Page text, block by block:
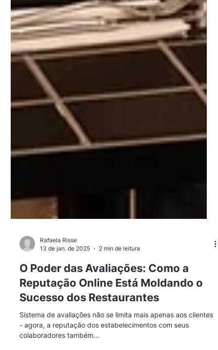
13 de jan. de 2025
2 min de leitura
O Poder das Avaliações: Como a
Reputação Online Está Moldando o
Sucesso dos Restaurantes
Sistema de avaliações não se limita mais apenas aos clientes